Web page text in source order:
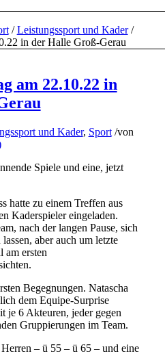
/ Leistungssport und Kader /
in der Halle Groß-Gerau
am 22.10.22 in
und Kader, Sport /von
Spiele und eine, jetzt
hatte zu einem Treffen aus
Kaderspieler eingeladen.
nach der langen Pause, sich
aber auch um letzte
am ersten
Begegnungen. Natascha
dem Equipe-Surprise
je 6 Akteuren, jeder gegen
Gruppierungen im Team.
– ü 55 – ü 65 – und eine